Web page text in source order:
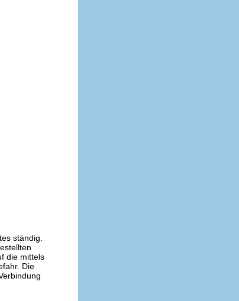
ständig.
die mittels
Die